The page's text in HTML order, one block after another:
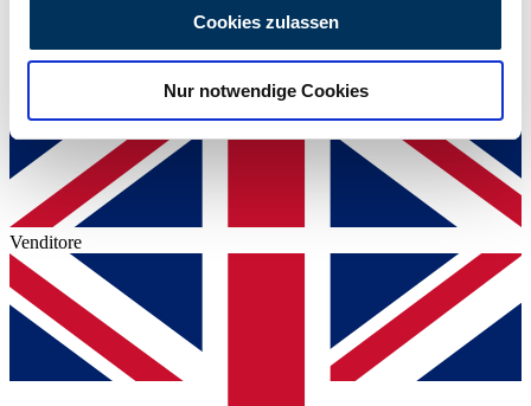
analysieren. Außerdem geben wir Informationen zu Ihrer
Verwendung unserer Website an unsere Partner für
soziale Medien, Werbung und Analysen weiter. Unsere
Partner führen diese Informationen möglicherweise mit
weiteren Daten zusammen, die Sie ihnen bereitgestellt
haben oder die sie im Rahmen Ihrer Nutzung der Dienste
gesammelt haben.
Cookies zulassen
Nur notwendige Cookies
Venditore